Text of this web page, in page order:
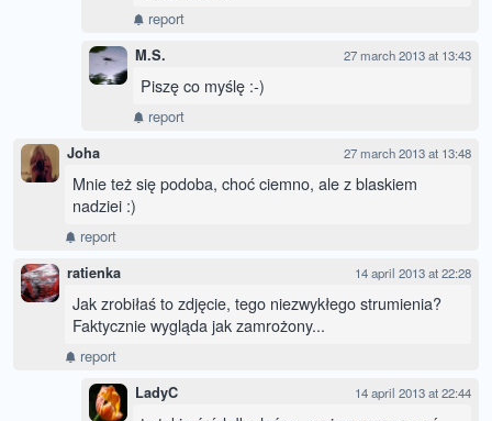
report
M.S. 27 march 2013 at 13:43
Piszę co myślę :-)
report
Joha 27 march 2013 at 13:48
Mnie też się podoba, choć ciemno, ale z blaskiem
nadziei :)
report
ratienka 14 april 2013 at 22:28
Jak zrobiłaś to zdjęcie, tego niezwykłego strumienia?
Faktycznie wygląda jak zamrożony...
report
LadyC 14 april 2013 at 22:44